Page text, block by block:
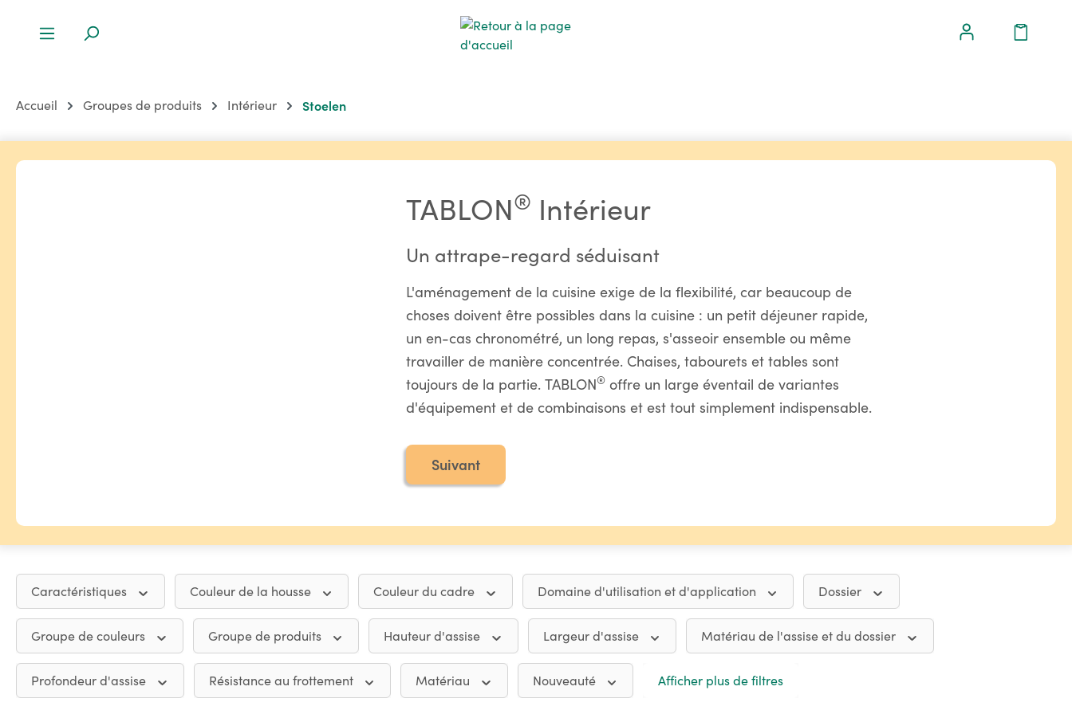
Accueil Groupes de produits Intérieur Stoelen
TABLON® Intérieur
Un attrape-regard séduisant
L'aménagement de la cuisine exige de la flexibilité, car beaucoup de
choses doivent être possibles dans la cuisine : un petit déjeuner rapide,
un en-cas chronométré, un long repas, s'asseoir ensemble ou même
travailler de manière concentrée. Chaises, tabourets et tables sont
toujours de la partie. TABLON® offre un large éventail de variantes
d'équipement et de combinaisons et est tout simplement indispensable.
Suivant
Caractéristiques Couleur de la housse Couleur du cadre Domaine d'utilisation et d'application Dossier
Groupe de couleurs Groupe de produits Hauteur d'assise Largeur d'assise Matériau de l'assise et du dossier
Profondeur d'assise Résistance au frottement Matériau Nouveauté Afficher plus de filtres